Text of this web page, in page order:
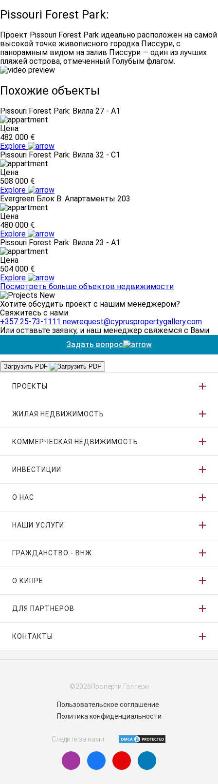
Pissouri Forest Park:
Проект Pissouri Forest Park идеально расположен на самой
высокой точке живописного городка Писсури, с
панорамным видом на залив Писсури — один из лучших
пляжей острова, отмеченный Голубым флагом.
Похожие объекты
Pissouri Forest Park: Вилла 27 - A1
Цена
482 000 €
Explore
Pissouri Forest Park: Вилла 32 - C1
Цена
508 000 €
Explore
Evergreen Блок B: Апартаменты 203
Цена
480 000 €
Explore
Pissouri Forest Park: Вилла 23 - A1
Цена
504 000 €
Explore
Посмотреть больше объектов недвижимости
Хотите обсудить проект с нашим менеджером?
Свяжитесь с нами
+357 25-73-1111 newrequest@cypruspropertygallery.com
Или оставьте заявку, и наш менеджер свяжемся с Вами
Задать вопрос
Загрузить PDF
ПРОЕКТЫ
ЖИЛАЯ НЕДВИЖИМОСТЬ
КОММЕРЧЕСКАЯ НЕДВИЖИМОСТЬ
ИНВЕСТИЦИИ
О НАС
НАШИ УСЛУГИ
ГРАЖДАНСТВО - ВНЖ
О КИПРЕ
ДЛЯ ПАРТНЕРОВ
КОНТАКТЫ
©2026Проперти Гэллери
Пользовательское соглашение
Политика конфиденциальности
Следите за нами